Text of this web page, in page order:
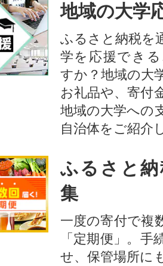
地域の大学
ふるさと納税を
学を応援でき
すか？地域の大
お礼品や、寄付
地域の大学への
自治体をご紹介
ふるさと
集
一度の寄付で複
「定期便」。
せ、保管場所に